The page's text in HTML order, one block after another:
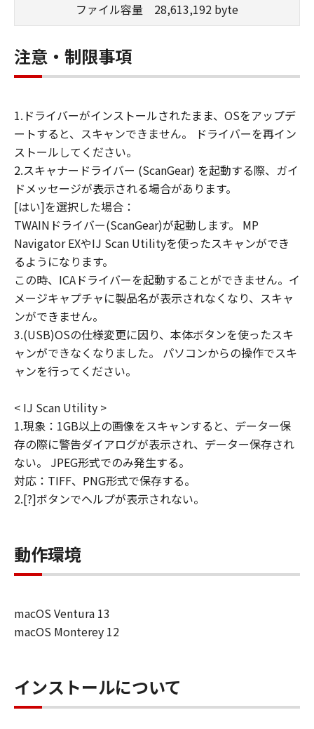
がないこと、その他本ソフトウェアに関し
キヤノン、キヤノンマーケティングジャパ
ン株式会社およびキヤノンのライセンサー
連して生ずる直接的または間接的な損失、
損害等について、いかなる場合においても
一切の責任を負いません。
ユーザーは、日本国政府または該当国の政
府より必要な許可等を得ることなしに、本
ソフトウェアの全部または一部を、直接ま
たは間接に輸出してはなりません。
ファイル容量 28,613,192 byte
注意・制限事項
1.ドライバーがインストールされたまま、OSをアップデ
ートすると、スキャンできません。 ドライバーを再イン
ストールしてください。
2.スキャナードライバー (ScanGear) を起動する際、ガイ
ドメッセージが表示される場合があります。
[はい]を選択した場合：
TWAINドライバー(ScanGear)が起動します。 MP
Navigator EXやIJ Scan Utilityを使ったスキャンができ
るようになります。
この時、ICAドライバーを起動することができません。イ
メージキャプチャに製品名が表示されなくなり、スキャ
ンができません。
3.(USB)OSの仕様変更に因り、本体ボタンを使ったスキ
ャンができなくなりました。 パソコンからの操作でスキ
ャンを行ってください。
< IJ Scan Utility >
1.現象：1GB以上の画像をスキャンすると、データー保
存の際に警告ダイアログが表示され、データー保存され
ない。 JPEG形式でのみ発生する。
対応：TIFF、PNG形式で保存する。
2.[?]ボタンでヘルプが表示されない。
動作環境
macOS Ventura 13
macOS Monterey 12
インストールについて